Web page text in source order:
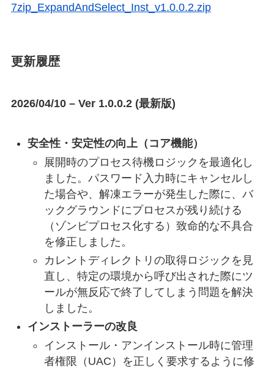
7zip_ExpandAndSelect_Inst_v1.0.0.2.zip
更新履歴
2026/04/10 – Ver 1.0.0.2 (最新版)
安全性・安定性の向上（コア機能）
展開時のプロセス待機ロジックを最適化し
ました。パスワード入力時にキャンセルし
た場合や、解凍エラーが発生した際に、バ
ックグラウンドにプロセスが残り続ける
（ゾンビプロセス化する）致命的な不具合
を修正しました。
カレントディレクトリの取得ロジックを見
直し、特定の環境から呼び出された際にツ
ールが無反応で終了してしまう問題を解決
しました。
インストーラーの改良
インストール・アンインストール時に管理
者権限（UAC）を正しく要求するように修